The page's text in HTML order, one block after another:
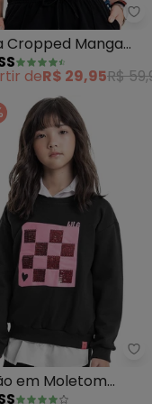
Meia Malha
Cropped Manga
Menina (Preto)
deR$ 29,95R$
Juvenil com
em Moletom